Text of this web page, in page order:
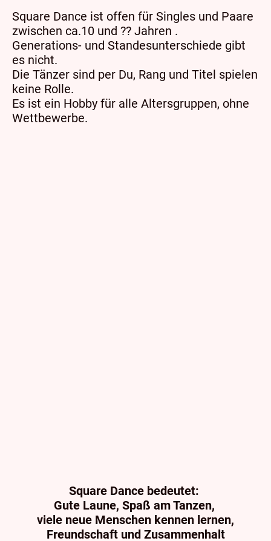
Square Dance ist offen für Singles und Paare
zwischen ca.10 und ?? Jahren .
Generations- und Standesunterschiede gibt
es nicht.
Die Tänzer sind per Du, Rang und Titel spielen
keine Rolle.
Es ist ein Hobby für alle Altersgruppen, ohne
Wettbewerbe.
Square Dance bedeutet:
Gute Laune, Spaß am Tanzen,
viele neue Menschen kennen lernen,
Freundschaft und Zusammenhalt